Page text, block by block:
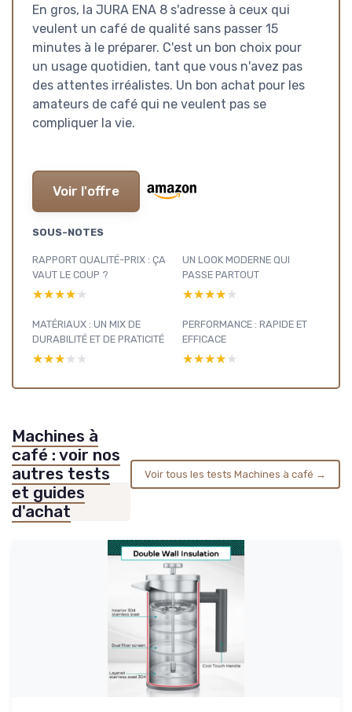
En gros, la JURA ENA 8 s'adresse à ceux qui
veulent un café de qualité sans passer 15
minutes à le préparer. C'est un bon choix pour
un usage quotidien, tant que vous n'avez pas
des attentes irréalistes. Un bon achat pour les
amateurs de café qui ne veulent pas se
compliquer la vie.
Voir l'offre
SOUS-NOTES
RAPPORT QUALITÉ-PRIX : ÇA
VAUT LE COUP ?
★★★★★
★★★★★
UN LOOK MODERNE QUI
PASSE PARTOUT
★★★★★
★★★★★
MATÉRIAUX : UN MIX DE
DURABILITÉ ET DE PRATICITÉ
★★★★★
★★★★★
PERFORMANCE : RAPIDE ET
EFFICACE
★★★★★
★★★★★
Machines à
café : voir nos
autres tests
et guides
d'achat
Voir tous les tests Machines à café →